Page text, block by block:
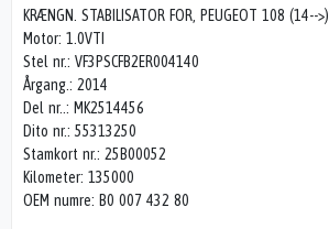
KRÆNGN. STABILISATOR FOR, PEUGEOT 108 (14-->)
Motor: 1.0VTI
Stel nr.: VF3PSCFB2ER004140
Årgang.: 2014
Del nr..: MK2514456
Dito nr.: 55313250
Stamkort nr.: 25B00052
Kilometer: 135000
OEM numre: B0 007 432 80